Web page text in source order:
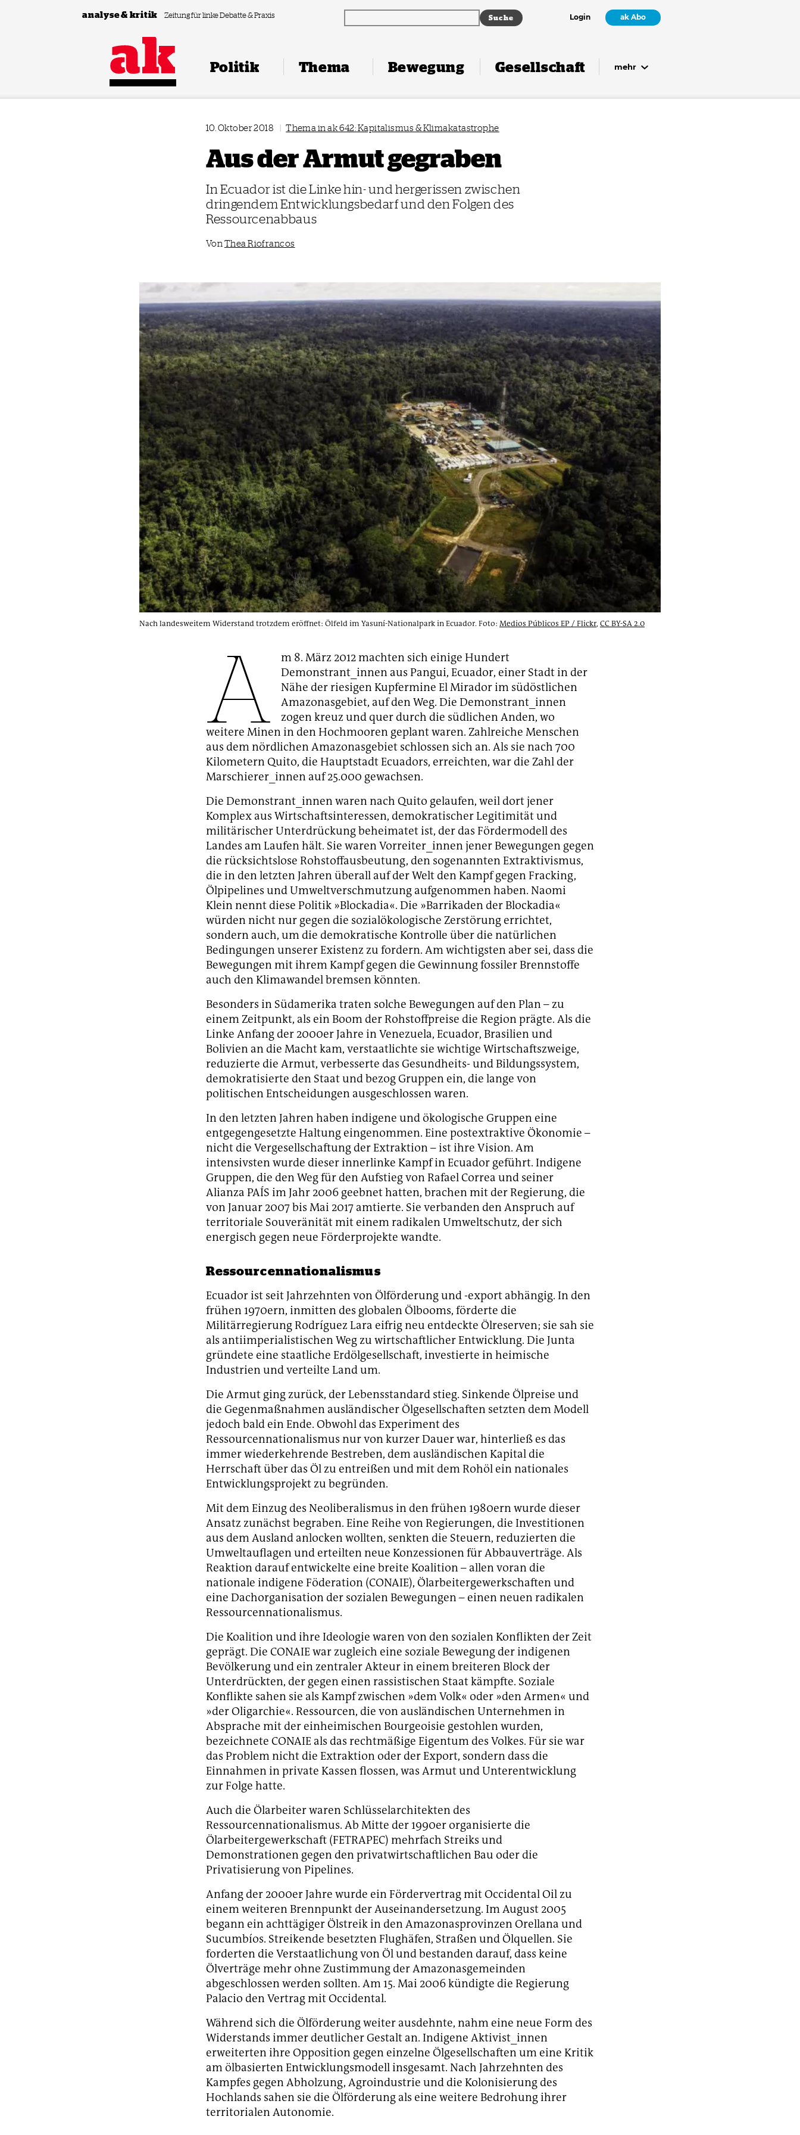
Zum Inhalt springen
analyse & kritik Zeitung für linke Debatte & Praxis Login ak Abo
Politik Thema Bewegung Gesellschaft mehr
10. Oktober 2018 | Thema in ak 642: Kapitalismus & Klimakatastrophe
Aus der Armut gegraben
In Ecuador ist die Linke hin- und hergerissen zwischen
dringendem Entwicklungsbedarf und den Folgen des
Ressourcenabbaus
VonThea Riofrancos
Nach landesweitem Widerstand trotzdem eröffnet: Ölfeld im Yasuní-Nationalpark in Ecuador. Foto: Medios Públicos EP / Flickr, CC BY-SA 2.0
A
m 8. März 2012 machten sich einige Hundert
Demonstrant_innen aus Pangui, Ecuador, einer Stadt in der
Nähe der riesigen Kupfermine El Mirador im südöstlichen
Amazonasgebiet, auf den Weg. Die Demonstrant_innen
zogen kreuz und quer durch die südlichen Anden, wo
weitere Minen in den Hochmooren geplant waren. Zahlreiche Menschen
aus dem nördlichen Amazonasgebiet schlossen sich an. Als sie nach 700
Kilometern Quito, die Hauptstadt Ecuadors, erreichten, war die Zahl der
Marschierer_innen auf 25.000 gewachsen.
Die Demonstrant_innen waren nach Quito gelaufen, weil dort jener
Komplex aus Wirtschaftsinteressen, demokratischer Legitimität und
militärischer Unterdrückung beheimatet ist, der das Fördermodell des
Landes am Laufen hält. Sie waren Vorreiter_innen jener Bewegungen gegen
die rücksichtslose Rohstoffausbeutung, den sogenannten Extraktivismus,
die in den letzten Jahren überall auf der Welt den Kampf gegen Fracking,
Ölpipelines und Umweltverschmutzung aufgenommen haben. Naomi
Klein nennt diese Politik »Blockadia«. Die »Barrikaden der Blockadia«
würden nicht nur gegen die sozialökologische Zerstörung errichtet,
sondern auch, um die demokratische Kontrolle über die natürlichen
Bedingungen unserer Existenz zu fordern. Am wichtigsten aber sei, dass die
Bewegungen mit ihrem Kampf gegen die Gewinnung fossiler Brennstoffe
auch den Klimawandel bremsen könnten.
Besonders in Südamerika traten solche Bewegungen auf den Plan – zu
einem Zeitpunkt, als ein Boom der Rohstoffpreise die Region prägte. Als die
Linke Anfang der 2000er Jahre in Venezuela, Ecuador, Brasilien und
Bolivien an die Macht kam, verstaatlichte sie wichtige Wirtschaftszweige,
reduzierte die Armut, verbesserte das Gesundheits- und Bildungssystem,
demokratisierte den Staat und bezog Gruppen ein, die lange von
politischen Entscheidungen ausgeschlossen waren.
In den letzten Jahren haben indigene und ökologische Gruppen eine
entgegengesetzte Haltung eingenommen. Eine postextraktive Ökonomie –
nicht die Vergesellschaftung der Extraktion – ist ihre Vision. Am
intensivsten wurde dieser innerlinke Kampf in Ecuador geführt. Indigene
Gruppen, die den Weg für den Aufstieg von Rafael Correa und seiner
Alianza PAÍS im Jahr 2006 geebnet hatten, brachen mit der Regierung, die
von Januar 2007 bis Mai 2017 amtierte. Sie verbanden den Anspruch auf
territoriale Souveränität mit einem radikalen Umweltschutz, der sich
energisch gegen neue Förderprojekte wandte.
Ressourcennationalismus
Ecuador ist seit Jahrzehnten von Ölförderung und -export abhängig. In den
frühen 1970ern, inmitten des globalen Ölbooms, förderte die
Militärregierung Rodríguez Lara eifrig neu entdeckte Ölreserven; sie sah sie
als antiimperialistischen Weg zu wirtschaftlicher Entwicklung. Die Junta
gründete eine staatliche Erdölgesellschaft, investierte in heimische
Industrien und verteilte Land um.
Die Armut ging zurück, der Lebensstandard stieg. Sinkende Ölpreise und
die Gegenmaßnahmen ausländischer Ölgesellschaften setzten dem Modell
jedoch bald ein Ende. Obwohl das Experiment des
Ressourcennationalismus nur von kurzer Dauer war, hinterließ es das
immer wiederkehrende Bestreben, dem ausländischen Kapital die
Herrschaft über das Öl zu entreißen und mit dem Rohöl ein nationales
Entwicklungsprojekt zu begründen.
Mit dem Einzug des Neoliberalismus in den frühen 1980ern wurde dieser
Ansatz zunächst begraben. Eine Reihe von Regierungen, die Investitionen
aus dem Ausland anlocken wollten, senkten die Steuern, reduzierten die
Umweltauflagen und erteilten neue Konzessionen für Abbauverträge. Als
Reaktion darauf entwickelte eine breite Koalition – allen voran die
nationale indigene Föderation (CONAIE), Ölarbeitergewerkschaften und
eine Dachorganisation der sozialen Bewegungen – einen neuen radikalen
Ressourcennationalismus.
Die Koalition und ihre Ideologie waren von den sozialen Konflikten der Zeit
geprägt. Die CONAIE war zugleich eine soziale Bewegung der indigenen
Bevölkerung und ein zentraler Akteur in einem breiteren Block der
Unterdrückten, der gegen einen rassistischen Staat kämpfte. Soziale
Konflikte sahen sie als Kampf zwischen »dem Volk« oder »den Armen« und
»der Oligarchie«. Ressourcen, die von ausländischen Unternehmen in
Absprache mit der einheimischen Bourgeoisie gestohlen wurden,
bezeichnete CONAIE als das rechtmäßige Eigentum des Volkes. Für sie war
das Problem nicht die Extraktion oder der Export, sondern dass die
Einnahmen in private Kassen flossen, was Armut und Unterentwicklung
zur Folge hatte.
Auch die Ölarbeiter waren Schlüsselarchitekten des
Ressourcennationalismus. Ab Mitte der 1990er organisierte die
Ölarbeitergewerkschaft (FETRAPEC) mehrfach Streiks und
Demonstrationen gegen den privatwirtschaftlichen Bau oder die
Privatisierung von Pipelines.
Anfang der 2000er Jahre wurde ein Fördervertrag mit Occidental Oil zu
einem weiteren Brennpunkt der Auseinandersetzung. Im August 2005
begann ein achttägiger Ölstreik in den Amazonasprovinzen Orellana und
Sucumbíos. Streikende besetzten Flughäfen, Straßen und Ölquellen. Sie
forderten die Verstaatlichung von Öl und bestanden darauf, dass keine
Ölverträge mehr ohne Zustimmung der Amazonasgemeinden
abgeschlossen werden sollten. Am 15. Mai 2006 kündigte die Regierung
Palacio den Vertrag mit Occidental.
Während sich die Ölförderung weiter ausdehnte, nahm eine neue Form des
Widerstands immer deutlicher Gestalt an. Indigene Aktivist_innen
erweiterten ihre Opposition gegen einzelne Ölgesellschaften um eine Kritik
am ölbasierten Entwicklungsmodell insgesamt. Nach Jahrzehnten des
Kampfes gegen Abholzung, Agroindustrie und die Kolonisierung des
Hochlands sahen sie die Ölförderung als eine weitere Bedrohung ihrer
territorialen Autonomie.